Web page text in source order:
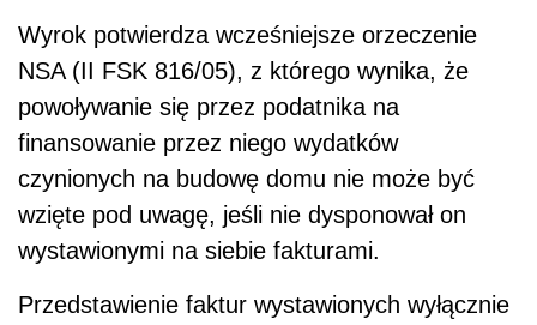
Wyrok potwierdza wcześniejsze orzeczenie
NSA (II FSK 816/05), z którego wynika, że
powoływanie się przez podatnika na
finansowanie przez niego wydatków
czynionych na budowę domu nie może być
wzięte pod uwagę, jeśli nie dysponował on
wystawionymi na siebie fakturami.
Przedstawienie faktur wystawionych wyłącznie